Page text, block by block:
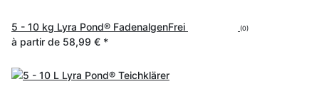
5 - 10 kg Lyra Pond® FadenalgenFrei (0)
à partir de 58,99 € *